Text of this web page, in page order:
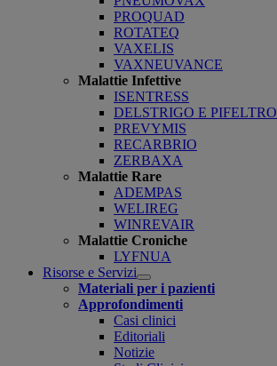
PROQUAD
ROTATEQ
VAXELIS
VAXNEUVANCE
Malattie Infettive
ISENTRESS
DELSTRIGO E PIFELTRO
PREVYMIS
RECARBRIO
ZERBAXA
Malattie Rare
ADEMPAS
WELIREG
WINREVAIR
Malattie Croniche
LYFNUA
Risorse e Servizi
Open
submenu
Materiali per i pazienti
Approfondimenti
Casi clinici
Editoriali
Notizie